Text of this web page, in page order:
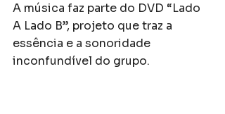
A música faz parte do DVD “Lado
A Lado B”, projeto que traz a
essência e a sonoridade
inconfundível do grupo.